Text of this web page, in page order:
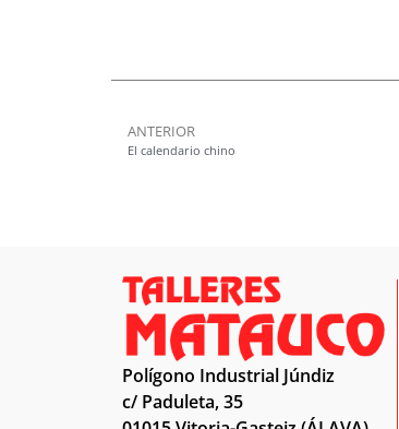
ANTERIOR
El calendario chino
Polígono Industrial Júndiz
c/ Paduleta, 35